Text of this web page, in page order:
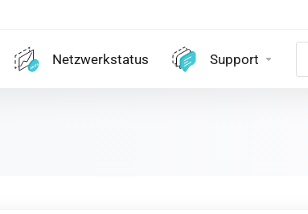
Netzwerkstatus Support